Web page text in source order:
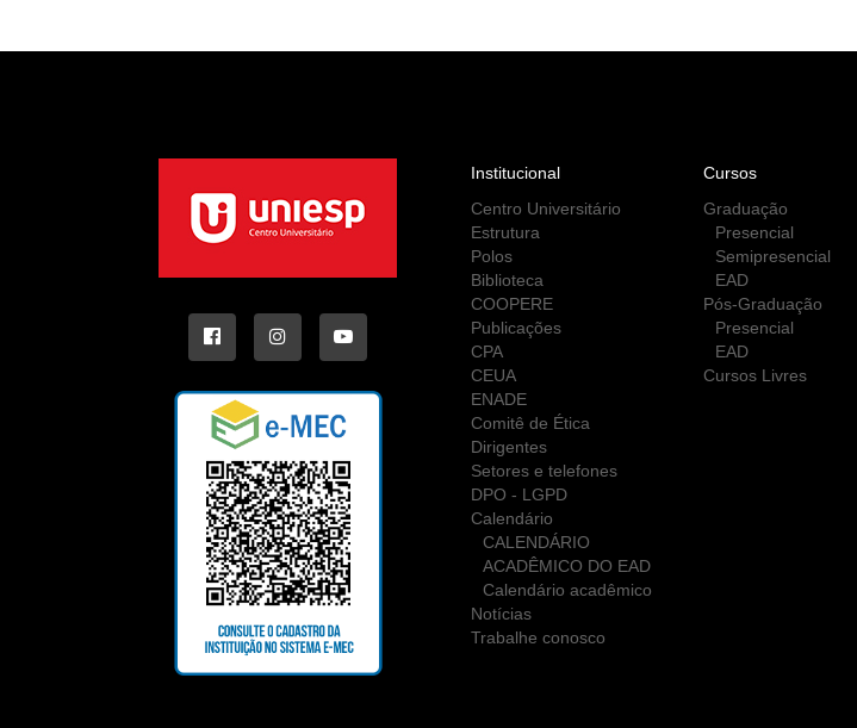
Institucional
Centro Universitário
Estrutura
Polos
Biblioteca
COOPERE
Publicações
CPA
CEUA
ENADE
Comitê de Ética
Dirigentes
Setores e telefones
DPO - LGPD
Calendário
CALENDÁRIO
ACADÊMICO DO EAD
Calendário acadêmico
Notícias
Trabalhe conosco
Cursos
Graduação
Presencial
Semipresencial
EAD
Pós-Graduação
Presencial
EAD
Cursos Livres